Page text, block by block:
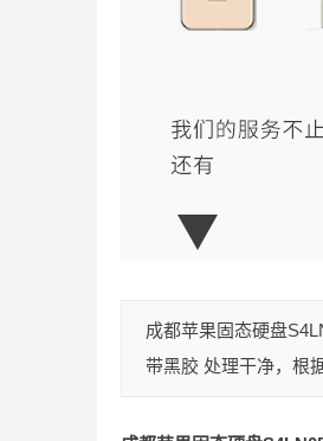
成都苹果固态硬盘
带黑胶 处理干净，根